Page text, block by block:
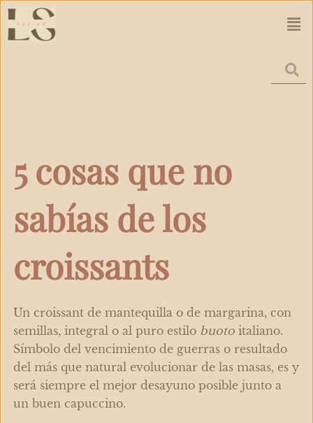
Ir
al
contenido
5 cosas que no
sabías de los
croissants
Un croissant de mantequilla o de margarina, con
semillas, integral o al puro estilo buoto italiano.
Símbolo del vencimiento de guerras o resultado
del más que natural evolucionar de las masas, es y
será siempre el mejor desayuno posible junto a
un buen capuccino.